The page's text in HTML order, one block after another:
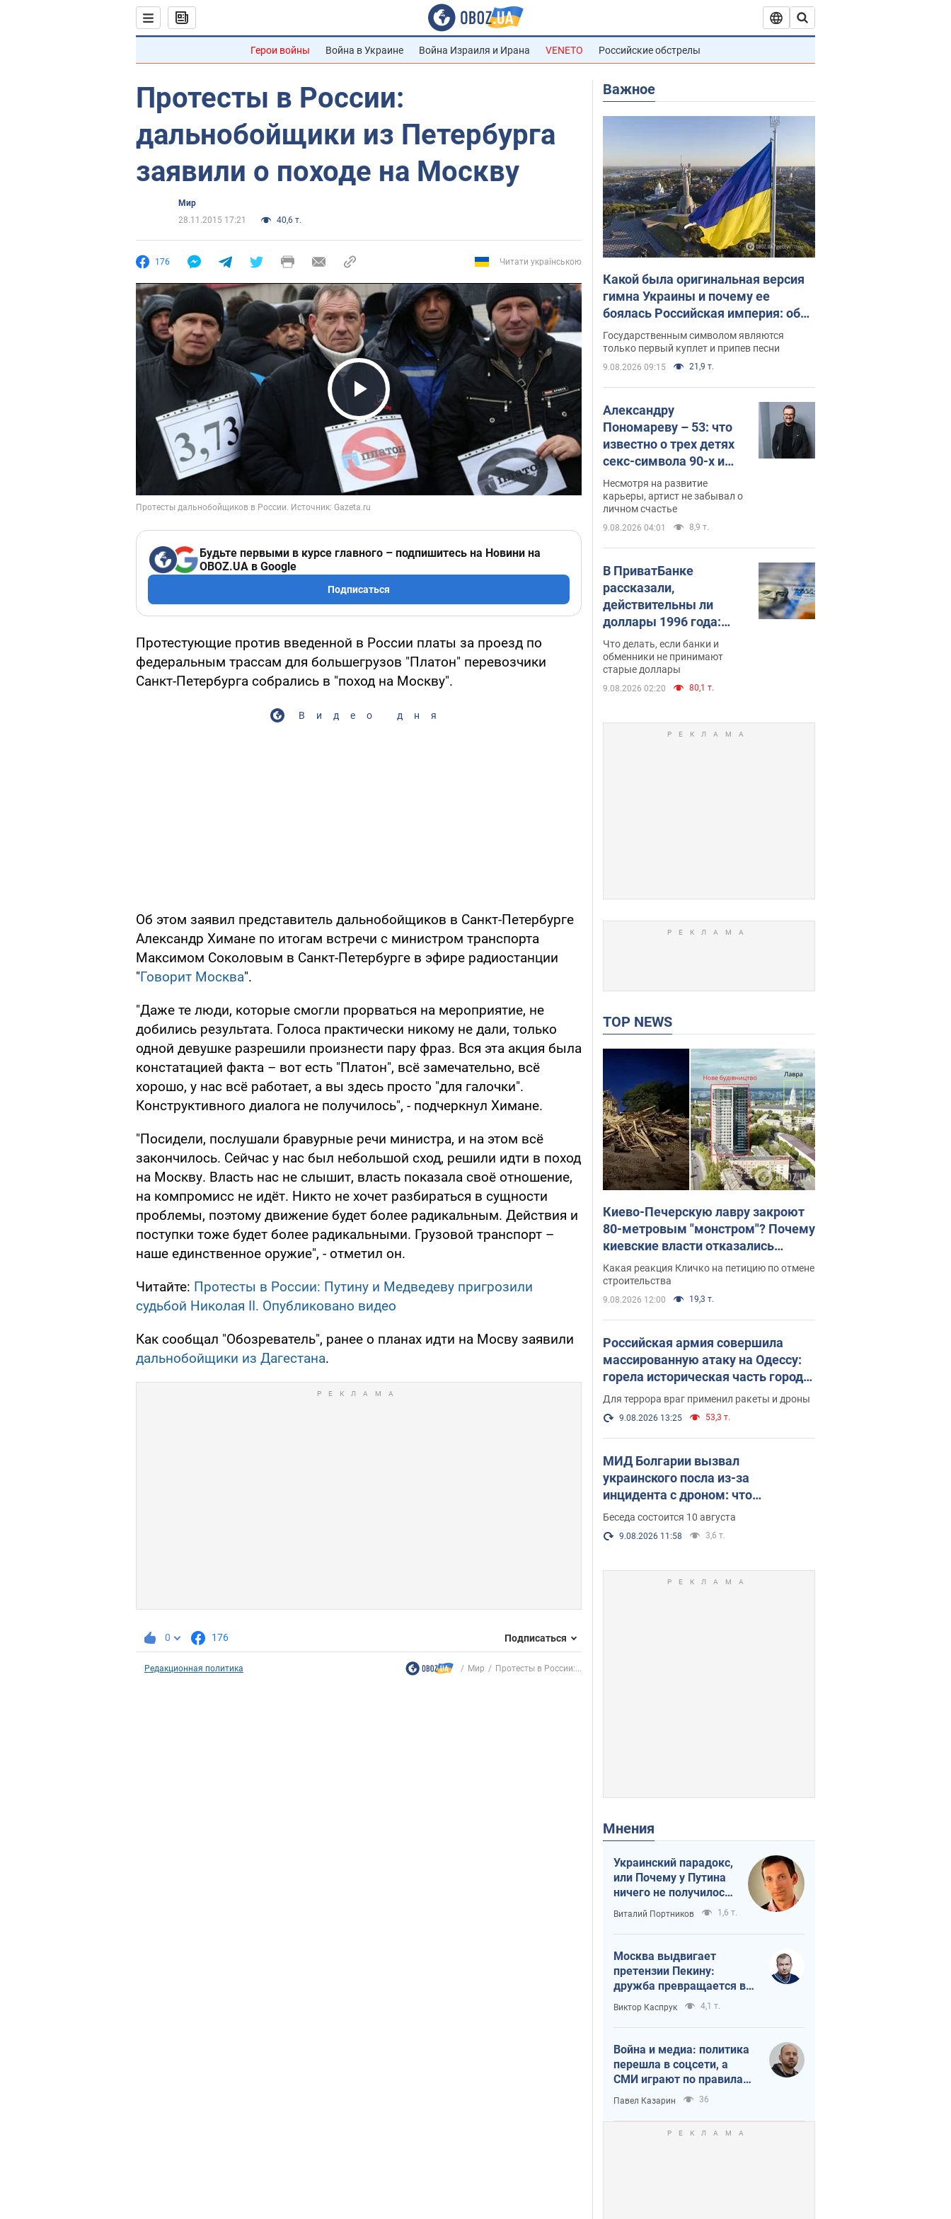
Герои войны Война в Украине Война Израиля и Ирана VENETO Российские обстрелы
Протесты в России:
дальнобойщики из Петербурга
заявили о походе на Москву
Мир
28.11.2015 17:21
40,6 т.
176 Читати українською
Play Video
Будьте первыми в курсе главного – подпишитесь на Новини на
OBOZ.UA в Google
Подписаться
Протестующие против введенной в России платы за проезд по
федеральным трассам для большегрузов "Платон" перевозчики
Санкт-Петербурга собрались в "поход на Москву".
Видео дня
Об этом заявил представитель дальнобойщиков в Санкт-Петербурге
Александр Химане по итогам встречи с министром транспорта
Максимом Соколовым в Санкт-Петербурге в эфире радиостанции
"Говорит Москва".
"Даже те люди, которые смогли прорваться на мероприятие, не
добились результата. Голоса практически никому не дали, только
одной девушке разрешили произнести пару фраз. Вся эта акция была
констатацией факта – вот есть "Платон", всё замечательно, всё
хорошо, у нас всё работает, а вы здесь просто "для галочки".
Конструктивного диалога не получилось", - подчеркнул Химане.
"Посидели, послушали бравурные речи министра, и на этом всё
закончилось. Сейчас у нас был небольшой сход, решили идти в поход
на Москву. Власть нас не слышит, власть показала своё отношение,
на компромисс не идёт. Никто не хочет разбираться в сущности
проблемы, поэтому движение будет более радикальным. Действия и
поступки тоже будет более радикальными. Грузовой транспорт –
наше единственное оружие", - отметил он.
Читайте: Протесты в России: Путину и Медведеву пригрозили
судьбой Николая II. Опубликовано видео
Как сообщал "Обозреватель", ранее о планах идти на Мосву заявили
дальнобойщики из Дагестана.
0 176 Подписаться
Редакционная политика Мир Протесты в России:...
Важное
Какой была оригинальная версия
гимна Украины и почему ее
боялась Российская империя: об
этом не рассказывают в школе
Государственным символом являются
только первый куплет и припев песни
9.08.2026 09:15 21,9 т.
Александру
Пономареву – 53: что
известно о трех детях
секс-символа 90-х и
как они выглядят
Несмотря на развитие
карьеры, артист не забывал о
личном счастье
9.08.2026 04:01 8,9 т.
В ПриватБанке
рассказали,
действительны ли
доллары 1996 года:
принимают ли
обменники и банки
такие купюры
Что делать, если банки и
обменники не принимают
старые доллары
9.08.2026 02:20 80,1 т.
TOP NEWS
Киево-Печерскую лавру закроют
80-метровым "монстром"? Почему
киевские власти отказались
остановить строительство
небоскреба "московского
верующего"
Какая реакция Кличко на петицию по отмене
строительства
9.08.2026 12:00 19,3 т.
Российская армия совершила
массированную атаку на Одессу:
горела историческая часть города,
есть пострадавшие. Фото и видео
Для террора враг применил ракеты и дроны
9.08.2026 13:25 53,3 т.
МИД Болгарии вызвал
украинского посла из-за
инцидента с дроном: что
произошло
Беседа состоится 10 августа
9.08.2026 11:58 3,6 т.
Мнения
Украинский парадокс,
или Почему у Путина
ничего не получилось
с Украиной
Виталий Портников 1,6 т.
Москва выдвигает
претензии Пекину:
дружба превращается в
зависимость России от
Китая
Виктор Каспрук 4,1 т.
Война и медиа: политика
перешла в соцсети, а
СМИ играют по правилам
YouTube
Павел Казарин 36